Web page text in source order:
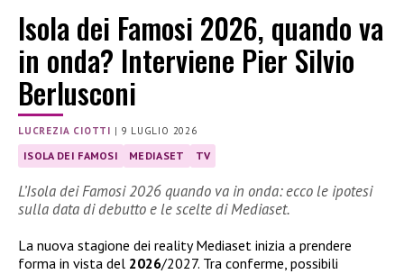
Isola dei Famosi 2026, quando va
in onda? Interviene Pier Silvio
Berlusconi
LUCREZIA CIOTTI | 9 LUGLIO 2026
ISOLA DEI FAMOSI MEDIASET TV
L’Isola dei Famosi 2026 quando va in onda: ecco le ipotesi
sulla data di debutto e le scelte di Mediaset.
La nuova stagione dei reality Mediaset inizia a prendere
forma in vista del 2026/2027. Tra conferme, possibili